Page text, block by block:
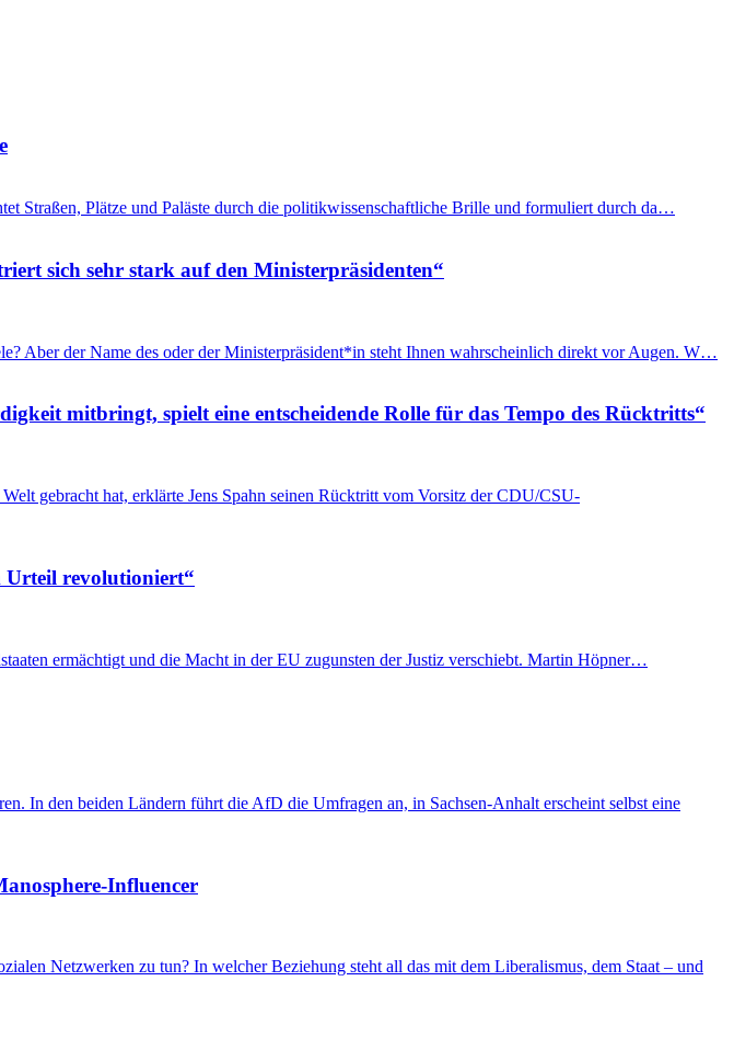
Straßen, Plätze und Paläste durch die politikwissenschaftliche Brille und formuliert durch da…
sich sehr stark auf den Ministerpräsidenten“
Aber der Name des oder der Ministerpräsident*in steht Ihnen wahrscheinlich direkt vor Augen. W…
mitbringt, spielt eine entscheidende Rolle für das Tempo des Rücktritts“
gebracht hat, erklärte Jens Spahn seinen Rücktritt vom Vorsitz der CDU/CSU-
Urteil revolutioniert“
ermächtigt und die Macht in der EU zugunsten der Justiz verschiebt. Martin Höpner…
In den beiden Ländern führt die AfD die Umfragen an, in Sachsen-Anhalt erscheint selbst eine
Influencer
Netzwerken zu tun? In welcher Beziehung steht all das mit dem Liberalismus, dem Staat – und